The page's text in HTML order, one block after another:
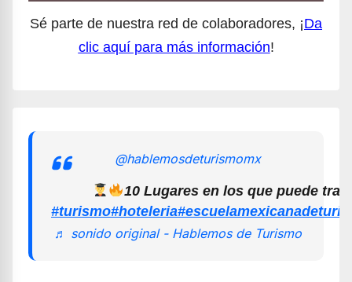
Sé parte de nuestra red de colaboradores, ¡Da
clic aquí para más información!
@hablemosdeturismomx
10 Lugares en los que puede
#turismo#hoteleria
♬ sonido original - Hablemos de Turismo